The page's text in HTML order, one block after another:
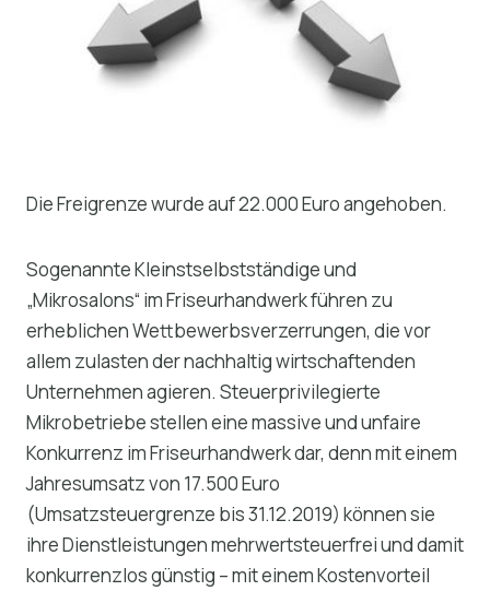
Die Freigrenze wurde auf 22.000 Euro angehoben.
Sogenannte Kleinstselbstständige und
„Mikrosalons“ im Friseurhandwerk führen zu
erheblichen Wettbewerbsverzerrungen, die vor
allem zulasten der nachhaltig wirtschaftenden
Unternehmen agieren. Steuerprivilegierte
Mikrobetriebe stellen eine massive und unfaire
Konkurrenz im Friseurhandwerk dar, denn mit einem
Jahresumsatz von 17.500 Euro
(Umsatzsteuergrenze bis 31.12.2019) können sie
ihre Dienstleistungen mehrwertsteuerfrei und damit
konkurrenzlos günstig – mit einem Kostenvorteil